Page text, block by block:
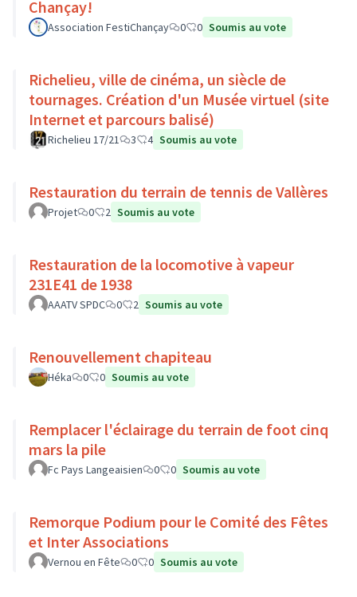
Chançay!
Association FestiChançay 0 0 Soumis au vote
Richelieu, ville de cinéma, un siècle de
tournages. Création d'un Musée virtuel (site
Internet et parcours balisé)
Richelieu 17/21 3 4 Soumis au vote
Restauration du terrain de tennis de Vallères
Projet 0 2 Soumis au vote
Restauration de la locomotive à vapeur
231E41 de 1938
AAATV SPDC 0 2 Soumis au vote
Renouvellement chapiteau
Héka 0 0 Soumis au vote
Remplacer l'éclairage du terrain de foot cinq
mars la pile
Fc Pays Langeaisien 0 0 Soumis au vote
Remorque Podium pour le Comité des Fêtes
et Inter Associations
Vernou en Fête 0 0 Soumis au vote